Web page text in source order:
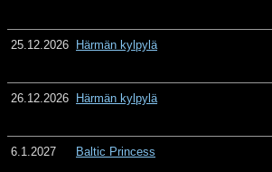
25.12.2026 Härmän kylpylä
26.12.2026 Härmän kylpylä
6.1.2027 Baltic Princess